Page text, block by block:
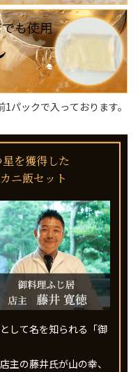
パックで入っております。
を獲得した
ニ飯セット
して名を知られる「御
主の藤井氏が山の幸、